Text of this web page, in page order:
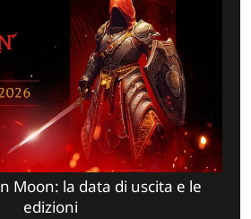
Moon: la data di uscita e le
edizioni